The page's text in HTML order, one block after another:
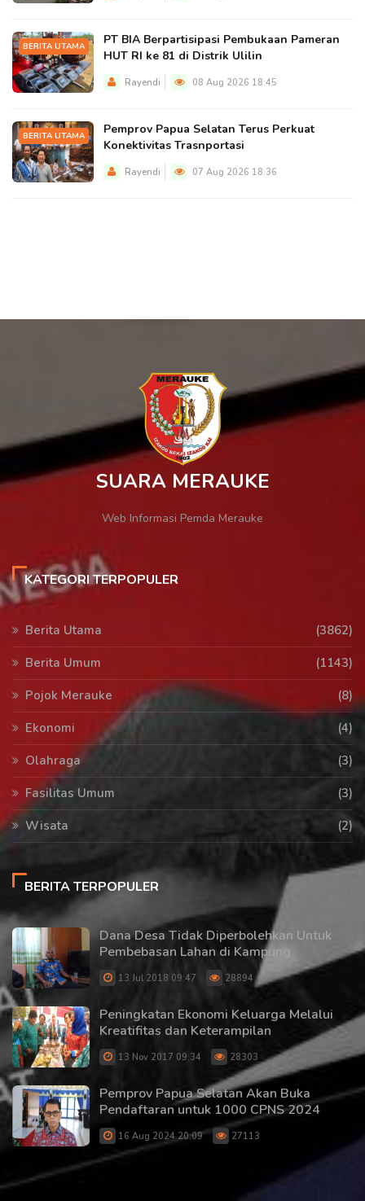
BERITA UTAMA
PT BIA Berpartisipasi Pembukaan Pameran
HUT RI ke 81 di Distrik Ulilin
Rayendi 08 Aug 2026 18:45
BERITA UTAMA
Pemprov Papua Selatan Terus Perkuat
Konektivitas Trasnportasi
Rayendi 07 Aug 2026 18:36
SUARA MERAUKE
Web Informasi Pemda Merauke
KATEGORI TERPOPULER
Berita Utama
(3862)
Berita Umum
(1143)
Pojok Merauke
(8)
Ekonomi
(4)
Olahraga
(3)
Fasilitas Umum
(3)
Wisata
(2)
BERITA TERPOPULER
Dana Desa Tidak Diperbolehkan Untuk
Pembebasan Lahan di Kampung
13 Jul 2018 09:47 28894
Peningkatan Ekonomi Keluarga Melalui
Kreatifitas dan Keterampilan
13 Nov 2017 09:34 28303
Pemprov Papua Selatan Akan Buka
Pendaftaran untuk 1000 CPNS 2024
16 Aug 2024 20:09 27113